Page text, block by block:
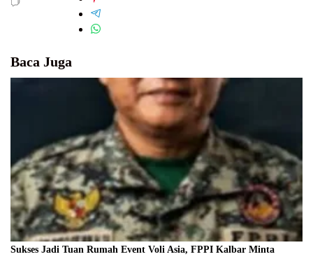
Baca Juga
Sukses Jadi Tuan Rumah Event Voli Asia, FPPI Kalbar Minta